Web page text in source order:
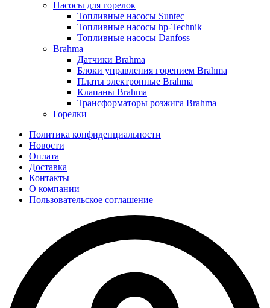
Насосы для горелок
Топливные насосы Suntec
Топливные насосы hp-Technik
Топливные насосы Danfoss
Brahma
Датчики Brahma
Блоки управления горением Brahma
Платы электронные Brahma
Клапаны Brahma
Трансформаторы розжига Brahma
Горелки
Политика конфиденциальности
Новости
Оплата
Доставка
Контакты
О компании
Пользовательское соглашение